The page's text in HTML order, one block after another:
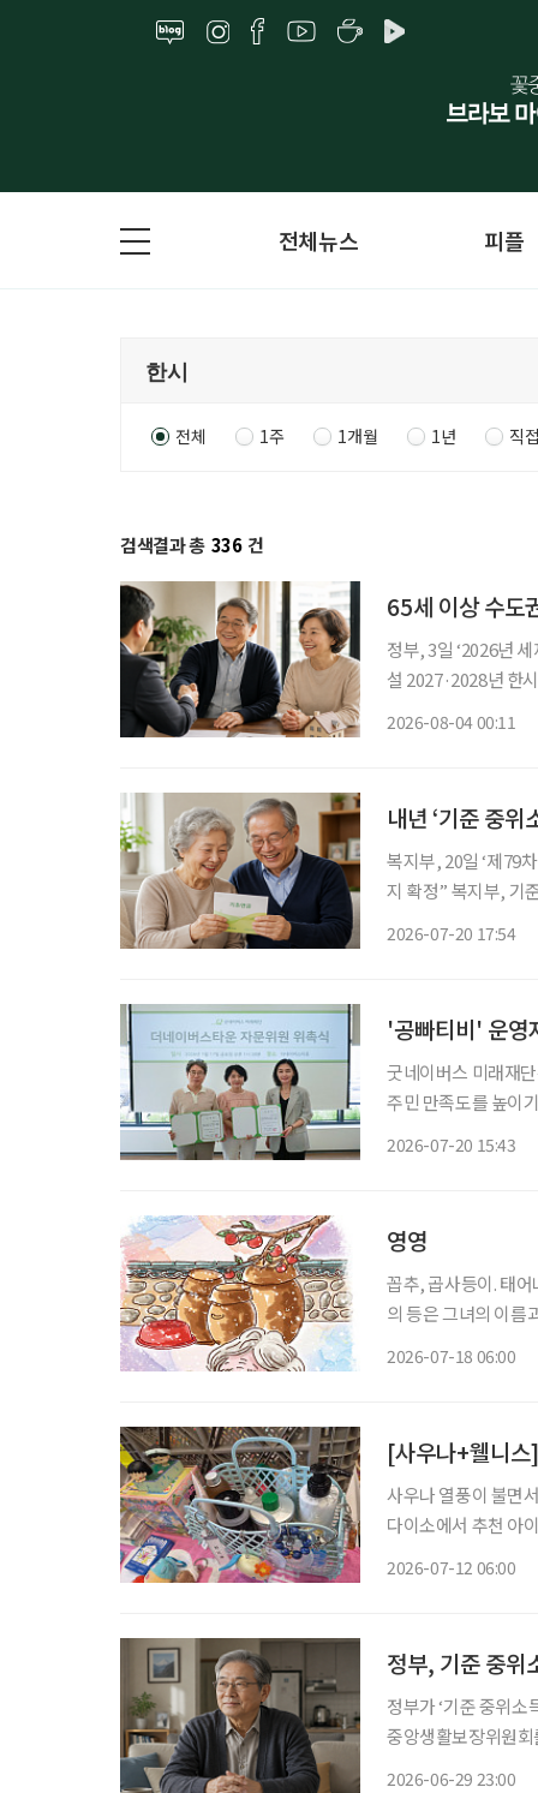
전체뉴스 피플
전체 1주 1개월 1년 직
검색결과 총 336 건
65세 이상 수도
정부, 3일 ‘2026년 세제개편안’ 발표 ‘고령 1주택자
설 2027·2028년 한시 시행,
2026-08-04 00:11
내년 ‘기준 중
복지부, 20일 ‘제79
지 확정” 복지부, 기준 중
2026-07-20 17:54
'공빠티비' 운영
굿네이버스 미래재
주민 만족도를 높이
2026-07-20 15:43
영영
꼽추, 곱사등이. 태어나 처음으로
의 등은 그녀의 이름
2026-07-18 06:00
[사우나+웰니
사우나 열풍이 불면
다이소에서 추천 아
2026-07-12 06:00
정부, 기준 중위
정부가 ‘기준 중위소득’을 새
중앙생활보장위원회
2026-06-29 23:00